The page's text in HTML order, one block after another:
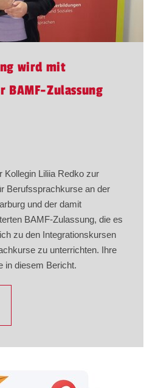
wird mit
BAMF-Zulassung
Kollegin Liliia Redko zur
Berufssprachkurse an der
und der damit
BAMF-Zulassung, die es
zu den Integrationskursen
zu unterrichten. Ihre
in diesem Bericht.